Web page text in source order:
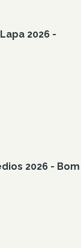
2026 -
2026 - Bom